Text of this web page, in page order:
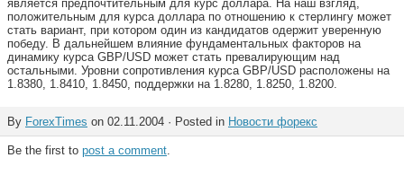
является предпочтительным для курс доллара. На наш взгляд,
положительным для курса доллара по отношению к стерлингу может
стать вариант, при котором один из кандидатов одержит уверенную
победу. В дальнейшем влияние фундаментальных факторов на
динамику курса GBP/USD может стать превалирующим над
остальными. Уровни сопротивления курса GBP/USD расположены на
1.8380, 1.8410, 1.8450, поддержки на 1.8280, 1.8250, 1.8200.
By ForexTimes on 02.11.2004 · Posted in Новости форекс
Be the first to post a comment.